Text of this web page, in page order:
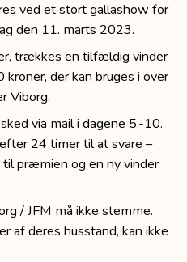
ved et stort gallashow for
den 11. marts 2023.
trækkes en tilfældig vinder
der kan bruges i over
Viborg.
via mail i dagene 5.-10.
24 timer til at svare –
præmien og en ny vinder
/ JFM må ikke stemme.
af deres husstand, kan ikke